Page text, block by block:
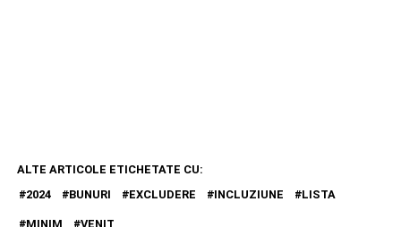
ALTE ARTICOLE ETICHETATE CU:
2024
BUNURI EXCLUDERE INCLUZIUNE LISTA
MINIM VENIT